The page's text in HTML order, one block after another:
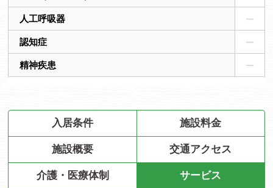
人工呼吸器
認知症
精神疾患
入居条件 施設料金
施設概要 交通アクセス
介護・医療体制 サービス